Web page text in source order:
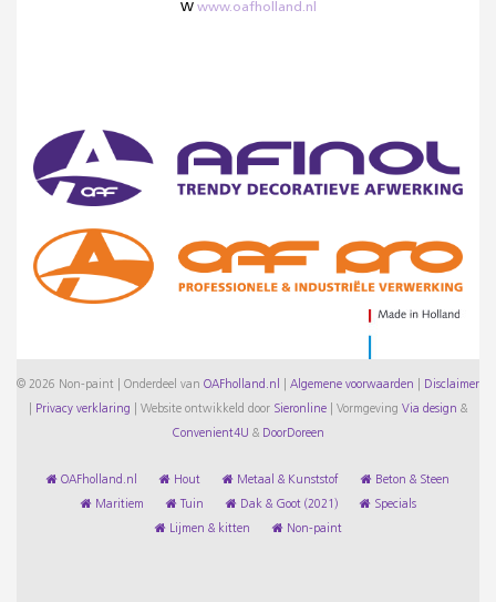
W www.oafholland.nl
© 2026 Non-paint | Onderdeel van OAFholland.nl Algemene voorwaarden Disclaimer
Privacy verklaring Website ontwikkeld door Sieronline Vormgeving Via design &
Convenient4U & DoorDoreen
OAFholland.nl Hout Metaal & Kunststof Beton & Steen
Maritiem Tuin Dak & Goot (2021) Specials
Lijmen & kitten Non-paint